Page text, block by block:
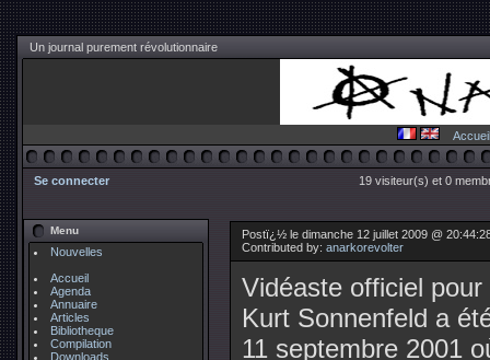
Un journal purement révolutionnaire
Accueil
Se connecter 19 visiteur(s) et 0
Menu
Nouvelles
Accueil
Agenda
Annuaire
Articles
Bibliotheque
Compilation
Downloads
Postï¿½ le dimanche 12 juillet 2009 @
Contributed by: anarkorevolter
Vidéaste officiel
Kurt Sonnenfeld a
11 septembre 2001